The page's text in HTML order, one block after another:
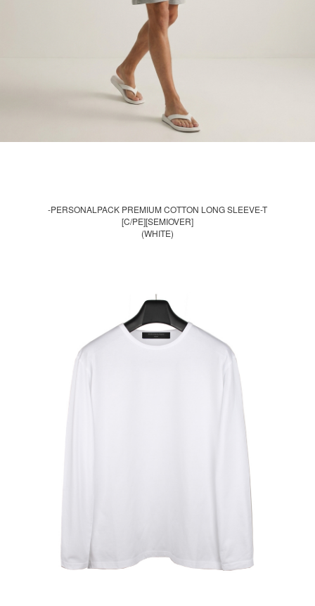
-PERSONALPACK PREMIUM COTTON LONG SLEEVE-T
[C/PE][SEMIOVER]
(WHITE)